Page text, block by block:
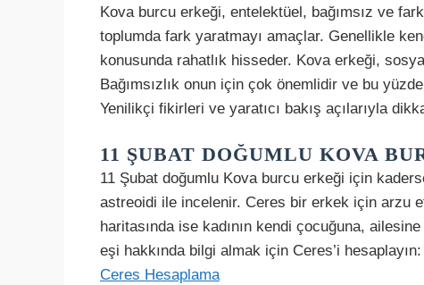
Kova burcu erkeği, entelektüel, bağımsız ve
toplumda fark yaratmayı amaçlar. Genellikle
konusunda rahatlık hisseder. Kova erkeği,
Bağımsızlık onun için çok önemlidir ve bu
Yenilikçi fikirleri ve yaratıcı bakış açılarıyla
11 ŞUBAT DOĞUMLU KOVA
11 Şubat doğumlu Kova burcu erkeği için
astreoidi ile incelenir. Ceres bir erkek için arzu
haritasında ise kadının kendi çocuğuna,
eşi hakkında bilgi almak için Ceres’i hesaplayın:
Ceres Hesaplama